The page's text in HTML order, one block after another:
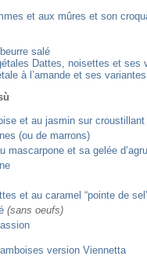
et aux mûres et son
salé
Dattes, noisettes et ses
à l’amande et ses variantes
et au jasmin sur croustillant
(ou de marrons)
mascarpone et sa gelée
et au caramel “pointe de
(sans oeufs)
version Viennetta